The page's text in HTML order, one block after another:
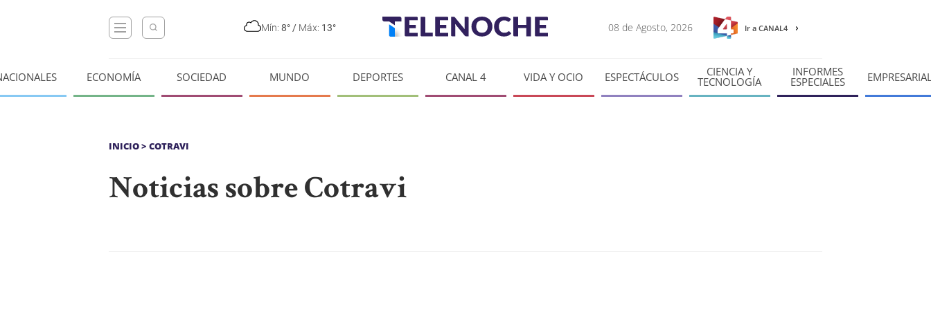
Mín: 8° / Máx: 13° 08 de Agosto, 2026 Ir a CANAL4
ECONOMÍA SOCIEDAD MUNDO DEPORTES CANAL 4 VIDA Y OCIO ESPECTÁCULOS CIENCIA Y
TECNOLOGÍA
INFORMES
ESPECIALES
INICIO> COTRAVI
Noticias sobre Cotravi